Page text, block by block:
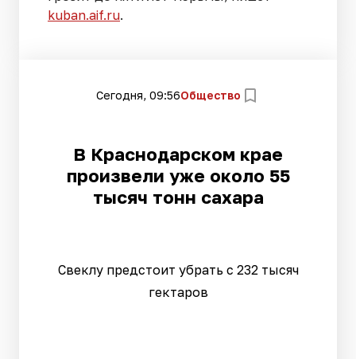
kuban.aif.ru.
Сегодня, 09:56Общество
В Краснодарском крае
произвели уже около 55
тысяч тонн сахара
Свеклу предстоит убрать с 232 тысяч
гектаров